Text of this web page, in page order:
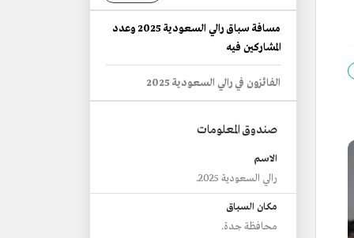
مسافة سباق رالي السعودية 2025 وعدد
المشاركين فيه
الفائزون في رالي السعودية 2025
صندوق المعلومات
الاسم
رالي السعودية 2025.
مكان السباق
محافظة جدة.